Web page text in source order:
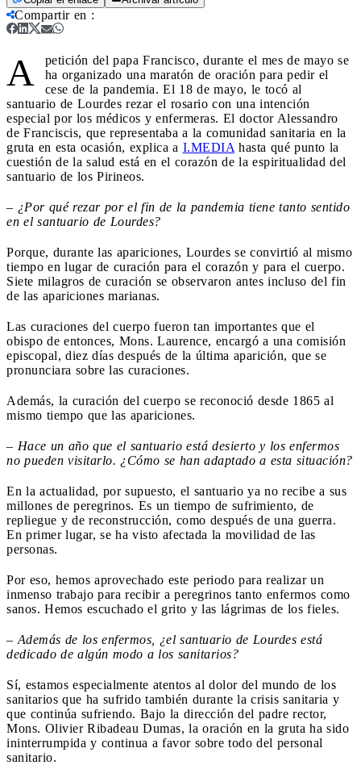
Compartir en :
A
petición del papa Francisco, durante el mes de mayo se
ha organizado una maratón de oración para pedir el
cese de la pandemia. El 18 de mayo, le tocó al
santuario de Lourdes rezar el rosario con una intención
especial por los médicos y enfermeras. El doctor Alessandro
de Franciscis, que representaba a la comunidad sanitaria en la
gruta en esta ocasión, explica a I.MEDIA hasta qué punto la
cuestión de la salud está en el corazón de la espiritualidad del
santuario de los Pirineos.
– ¿Por qué rezar por el fin de la pandemia tiene tanto sentido
en el santuario de Lourdes?
Porque, durante las apariciones, Lourdes se convirtió al mismo
tiempo en lugar de curación para el corazón y para el cuerpo.
Siete milagros de curación se observaron antes incluso del fin
de las apariciones marianas.
Las curaciones del cuerpo fueron tan importantes que el
obispo de entonces, Mons. Laurence, encargó a una comisión
episcopal, diez días después de la última aparición, que se
pronunciara sobre las curaciones.
Además, la curación del cuerpo se reconoció desde 1865 al
mismo tiempo que las apariciones.
– Hace un año que el santuario está desierto y los enfermos
no pueden visitarlo. ¿Cómo se han adaptado a esta situación?
En la actualidad, por supuesto, el santuario ya no recibe a sus
millones de peregrinos. Es un tiempo de sufrimiento, de
repliegue y de reconstrucción, como después de una guerra.
En primer lugar, se ha visto afectada la movilidad de las
personas.
Por eso, hemos aprovechado este periodo para realizar un
inmenso trabajo para recibir a peregrinos tanto enfermos como
sanos. Hemos escuchado el grito y las lágrimas de los fieles.
– Además de los enfermos, ¿el santuario de Lourdes está
dedicado de algún modo a los sanitarios?
Sí, estamos especialmente atentos al dolor del mundo de los
sanitarios que ha sufrido también durante la crisis sanitaria y
que continúa sufriendo. Bajo la dirección del padre rector,
Mons. Olivier Ribadeau Dumas, la oración en la gruta ha sido
ininterrumpida y continua a favor sobre todo del personal
sanitario.